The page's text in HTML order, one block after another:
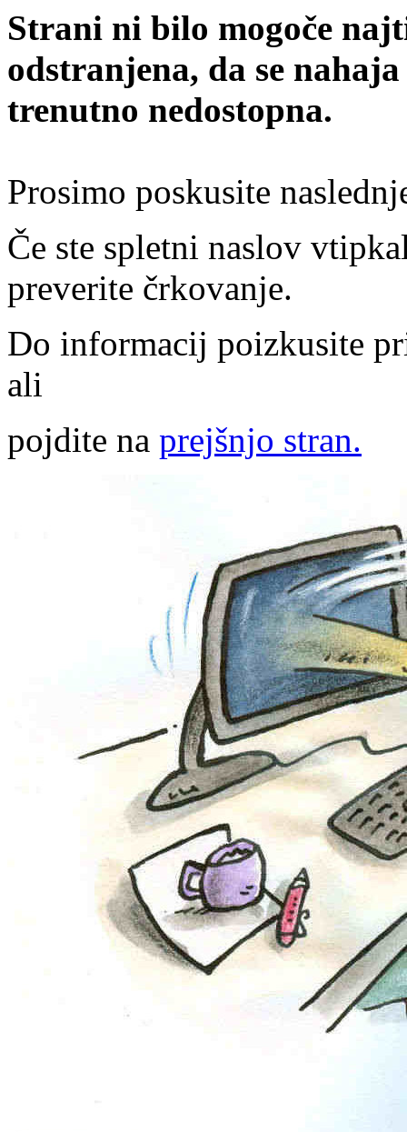
Strani ni bilo mogoče
odstranjena, da se
trenutno nedostopna.
Prosimo poskusite
Če ste spletni naslov
preverite črkovanje.
Do informacij poizkusite
ali
pojdite na prejšnjo stran.